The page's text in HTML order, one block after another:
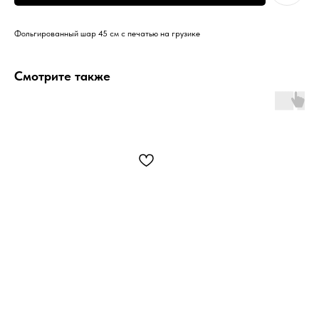
Фольгированный шар 45 см с печатью на грузике
Смотрите также